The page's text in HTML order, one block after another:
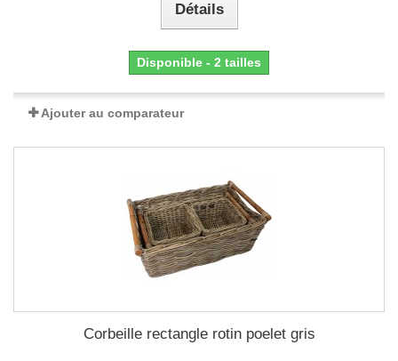
Détails
Disponible - 2 tailles
Ajouter au comparateur
Corbeille rectangle rotin poelet gris